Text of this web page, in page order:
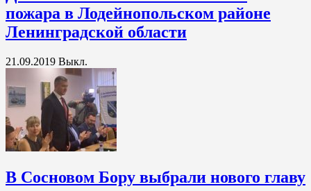
пожара в Лодейнопольском районе
Ленинградской области
21.09.2019 Выкл.
В Сосновом Бору выбрали нового главу